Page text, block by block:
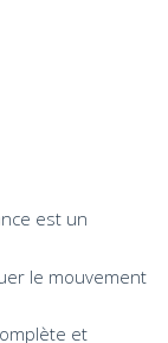
est un
le mouvement
et